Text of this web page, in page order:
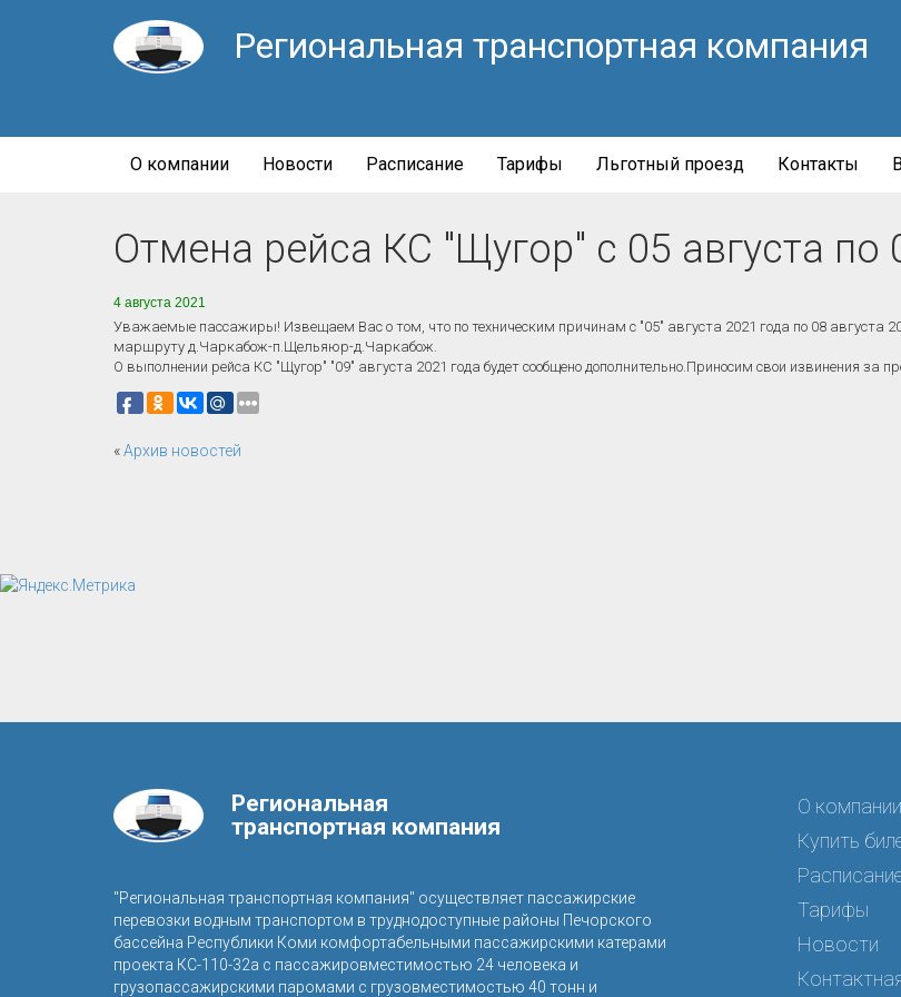
Региональная транспортная компания
О компании Новости Расписание Тарифы Льготный проезд Контакты
Отмена рейса КС "Щугор" с 05 августа по
4 августа 2021
Уважаемые пассажиры! Извещаем Вас о том, что по техническим причинам с "05" августа 2021 года по 08 августа
маршруту д.Чаркабож-п.Щельяюр-д.Чаркабож.
О выполнении рейса КС "Щугор" "09" августа 2021 года будет сообщено дополнительно.Приносим свои извинения за
«Архив новостей
Региональная
транспортная компания
"Региональная транспортная компания" осуществляет пассажирские
перевозки водным транспортом в труднодоступные районы Печорского
бассейна Республики Коми комфортабельными пассажирскими катерами
проекта КС-110-32а с пассажировместимостью 24 человека и
грузопассажирскими паромами с грузовместимостью 40 тонн и
О компании
Купить
Тарифы
Новости